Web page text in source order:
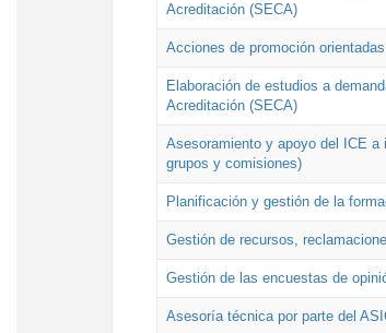
Acreditación (SECA)
Acciones de promoción
Elaboración de estudios a
Acreditación (SECA)
Asesoramiento y apoyo del ICE
grupos y comisiones)
Planificación y gestión de la
Gestión de recursos,
Gestión de las encuestas de
Asesoría técnica por parte del